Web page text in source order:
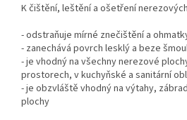
K čištění, leštění a ošetření
- odstraňuje mírné znečištění a
- zanechává povrch lesklý a beze
- je vhodný na všechny nerezové
prostorech, v kuchyňské a sanitární
- je obzvláště vhodný na výtahy,
plochy